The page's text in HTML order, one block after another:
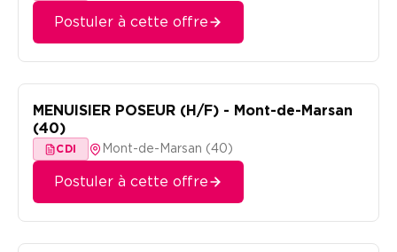
Postuler à cette offre
MENUISIER POSEUR (H/F) - Mont-de-Marsan
(40)
CDI Mont-de-Marsan (40)
Postuler à cette offre